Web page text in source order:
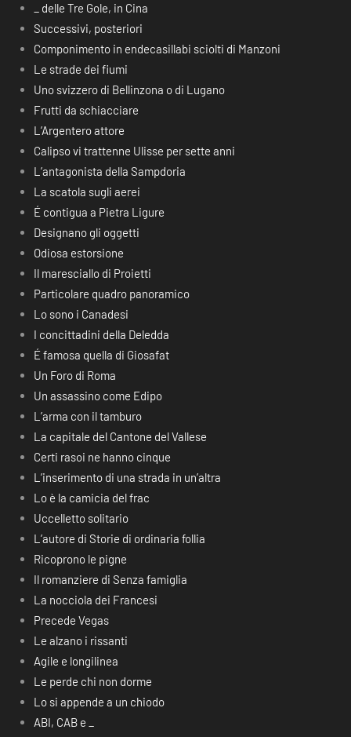
_ delle Tre Gole, in Cina
Successivi, posteriori
Componimento in endecasillabi sciolti di Manzoni
Le strade dei fiumi
Uno svizzero di Bellinzona o di Lugano
Frutti da schiacciare
L’Argentero attore
Calipso vi trattenne Ulisse per sette anni
L’antagonista della Sampdoria
La scatola sugli aerei
É contigua a Pietra Ligure
Designano gli oggetti
Odiosa estorsione
Il maresciallo di Proietti
Particolare quadro panoramico
Lo sono i Canadesi
I concittadini della Deledda
É famosa quella di Giosafat
Un Foro di Roma
Un assassino come Edipo
L’arma con il tamburo
La capitale del Cantone del Vallese
Certi rasoi ne hanno cinque
L’inserimento di una strada in un’altra
Lo è la camicia del frac
Uccelletto solitario
L’autore di Storie di ordinaria follia
Ricoprono le pigne
Il romanziere di Senza famiglia
La nocciola dei Francesi
Precede Vegas
Le alzano i rissanti
Agile e longilinea
Le perde chi non dorme
Lo si appende a un chiodo
ABI, CAB e _